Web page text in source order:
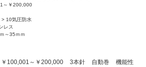
～￥200,000
> 10気圧防水
レス
～35ｍｍ
￥100,001～￥200,000 3本針 自動巻
機能性